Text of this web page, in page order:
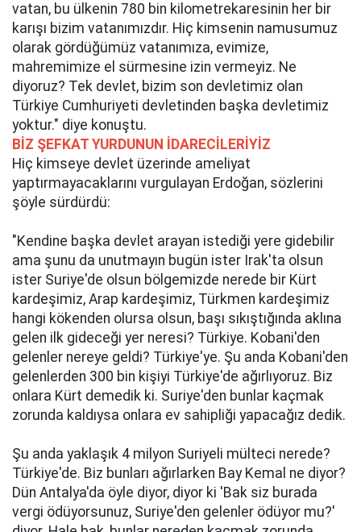
vatan, bu ülkenin 780 bin kilometrekaresinin her bir
karışı bizim vatanımızdır. Hiç kimsenin namusumuz
olarak gördüğümüz vatanımıza, evimize,
mahremimize el sürmesine izin vermeyiz. Ne
diyoruz? Tek devlet, bizim son devletimiz olan
Türkiye Cumhuriyeti devletinden başka devletimiz
yoktur." diye konuştu.
BİZ ŞEFKAT YURDUNUN İDARECİLERİYİZ
Hiç kimseye devlet üzerinde ameliyat
yaptırmayacaklarını vurgulayan Erdoğan, sözlerini
şöyle sürdürdü:
"Kendine başka devlet arayan istediği yere gidebilir
ama şunu da unutmayın bugün ister Irak'ta olsun
ister Suriye'de olsun bölgemizde nerede bir Kürt
kardeşimiz, Arap kardeşimiz, Türkmen kardeşimiz
hangi kökenden olursa olsun, başı sıkıştığında aklına
gelen ilk gideceği yer neresi? Türkiye. Kobani'den
gelenler nereye geldi? Türkiye'ye. Şu anda Kobani'den
gelenlerden 300 bin kişiyi Türkiye'de ağırlıyoruz. Biz
onlara Kürt demedik ki. Suriye'den bunlar kaçmak
zorunda kaldıysa onlara ev sahipliği yapacağız dedik.
Şu anda yaklaşık 4 milyon Suriyeli mülteci nerede?
Türkiye'de. Biz bunları ağırlarken Bay Kemal ne diyor?
Dün Antalya'da öyle diyor, diyor ki 'Bak siz burada
vergi ödüyorsunuz, Suriye'den gelenler ödüyor mu?'